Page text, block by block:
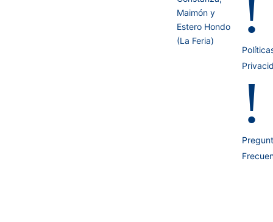
Maimón y
Estero Hondo
(La Feria)
!